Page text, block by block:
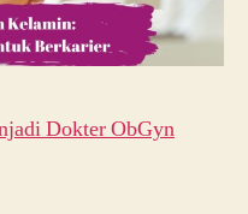
Dokter ObGyn